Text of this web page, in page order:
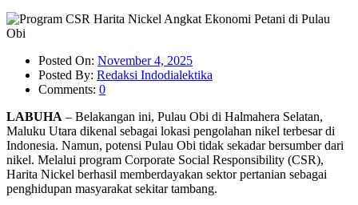
Posted On: November 4, 2025
Posted By: Redaksi Indodialektika
Comments: 0
LABUHA – Belakangan ini, Pulau Obi di Halmahera Selatan,
Maluku Utara dikenal sebagai lokasi pengolahan nikel terbesar di
Indonesia. Namun, potensi Pulau Obi tidak sekadar bersumber dari
nikel. Melalui program Corporate Social Responsibility (CSR),
Harita Nickel berhasil memberdayakan sektor pertanian sebagai
penghidupan masyarakat sekitar tambang.